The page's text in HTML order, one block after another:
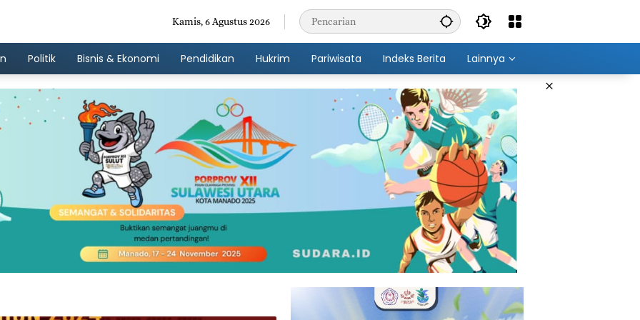
Kamis, 6 Agustus 2026
Politik Bisnis & Ekonomi Pendidikan Hukrim Pariwisata Indeks Berita Lainnya
×